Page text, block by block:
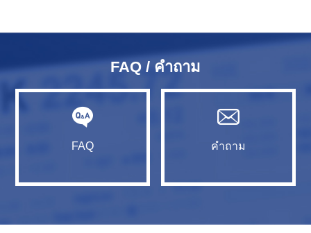
FAQ / คำถาม
FAQ คำถาม